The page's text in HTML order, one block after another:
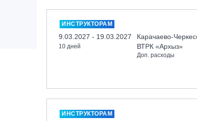
ИНСТРУКТОРАМ
9.03.2027 - 19.03.2027
10 дней
Карачаево-
ВТРК «Архыз»
Доп. расходы
ИНСТРУКТОРАМ